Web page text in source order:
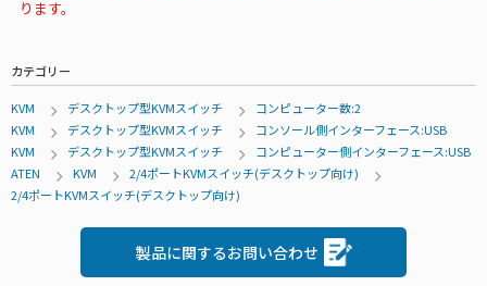
ります。
カテゴリー
KVM デスクトップ型KVMスイッチ
コンピューター数:2
KVM
デスクトップ型KVMスイッチ
コンソール側インターフェース:USB
KVM
デスクトップ型KVMスイッチ
コンピューター側インターフェース:USB
ATEN
KVM
2/4ポートKVMスイッチ(デスクトップ向け)
2/4ポートKVMスイッチ(デスクトップ向け)
製品に関するお問い合わせ